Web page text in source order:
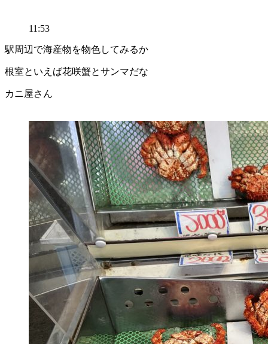
11:53
駅周辺で海産物を物色してみるか
根室といえば花咲蟹とサンマだな
カニ屋さん